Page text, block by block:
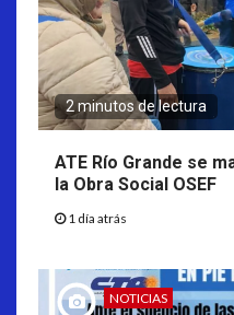
2 minutos de lectura
ATE Río Grande se
la Obra Social OSEF
1 día atrás
NOTICIAS